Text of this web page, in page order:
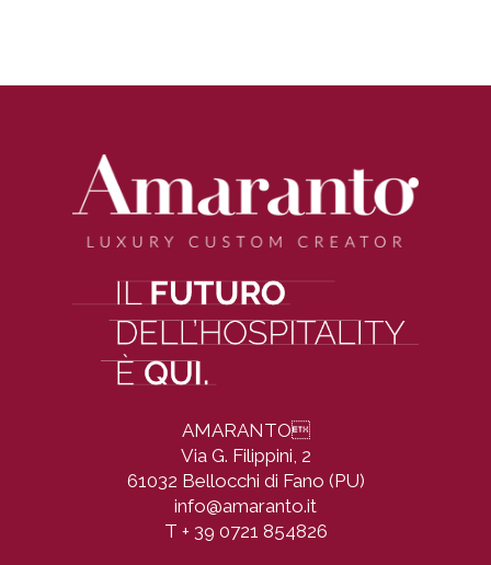
AMARANTO
Via G. Filippini, 2
61032 Bellocchi di Fano (PU)
info@amaranto.it
T + 39 0721 854826